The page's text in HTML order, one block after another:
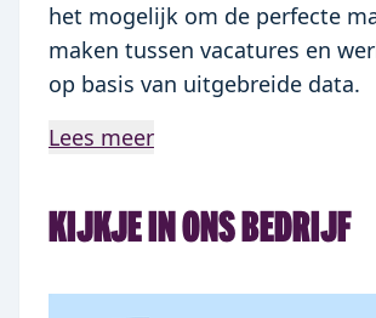
het mogelijk om de perfecte
maken tussen vacatures en
op basis van uitgebreide data.
Lees meer
KIJKJE IN ONS BEDRIJF